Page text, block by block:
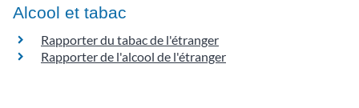
Alcool et tabac
Rapporter du tabac de l'étranger
Rapporter de l'alcool de l'étranger